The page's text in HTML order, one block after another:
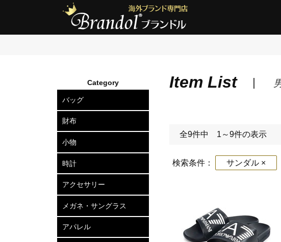
Item List
全9件中 1～9件の表示
検索条件： サンダル ×
Category
バッグ
ショルダーバッグ
2wayトートバッグ
トートバッグ
ボディバッグ
リュックサック
セカンドバッグ
ビジネスバッグ
アタッシュケース
ハードケース
ボストンバッグ
スーツケース
ビジネスキャリー
財布
長財布
二つ折り財布
三つ折り財布
小銭入れ
小物
カードケース
定期入れ
名刺入れ
キーケース
キーリング
ポーチ
ベルト
マネークリップ
ネクタイピン
カフスボタン
ウォレットチェーン
傘
時計
メンズ腕時計
レディース腕時計
アクセサリー
ピアス
ネックレス
ブレスレット
リング
ヘアアクセサリー
メガネ・サングラス
メガネフレーム
サングラス
アパレル